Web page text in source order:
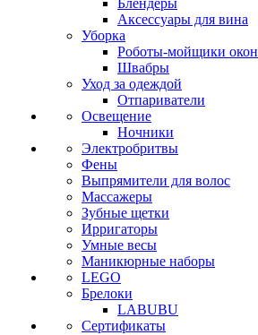
Блендеры
Аксессуары для вина
Уборка
Роботы-мойщики окон
Швабры
Уход за одеждой
Отпариватели
Освещение
Ночники
Электробритвы
Фены
Выпрямители для волос
Массажеры
Зубные щетки
Ирригаторы
Умные весы
Маникюрные наборы
LEGO
Брелоки
LABUBU
Сертификаты